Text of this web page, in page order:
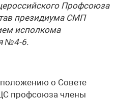
Профсоюза
президиума СМП
исполкома
№4-6.
о Совете
профсоюза члены